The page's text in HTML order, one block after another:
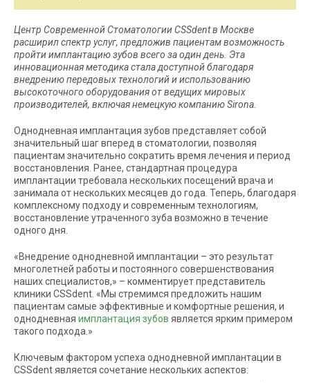
Центр Современной Стоматологии CSSdent в Москве
расширил спектр услуг, предложив пациентам возможность
пройти имплантацию зубов всего за один день. Эта
инновационная методика стала доступной благодаря
внедрению передовых технологий и использованию
высокоточного оборудования от ведущих мировых
производителей, включая немецкую компанию Sirona.
Однодневная имплантация зубов представляет собой
значительный шаг вперед в стоматологии, позволяя
пациентам значительно сократить время лечения и период
восстановления. Ранее, стандартная процедура
имплантации требовала нескольких посещений врача и
занимала от нескольких месяцев до года. Теперь, благодаря
комплексному подходу и современным технологиям,
восстановление утраченного зуба возможно в течение
одного дня.
«Внедрение однодневной имплантации – это результат
многолетней работы и постоянного совершенствования
наших специалистов,» – комментирует представитель
клиники CSSdent. «Мы стремимся предложить нашим
пациентам самые эффективные и комфортные решения, и
однодневная имплантация зубов является ярким примером
такого подхода.»
Ключевым фактором успеха однодневной имплантации в
CSSdent является сочетание нескольких аспектов: